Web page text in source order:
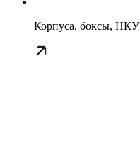
Корпуса, боксы, НКУ